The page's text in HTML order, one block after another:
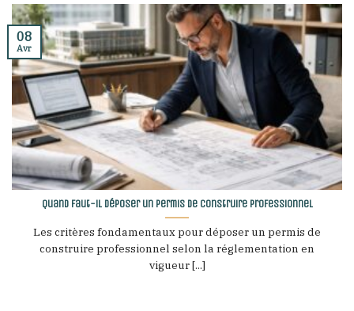
Quand faut-il déposer un permis de construire professionnel
Les critères fondamentaux pour déposer un permis de
construire professionnel selon la réglementation en
vigueur [...]
08
Avr